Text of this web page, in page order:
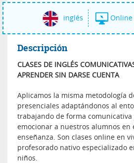
inglés Online
Descripción
CLASES DE INGLÉS
APRENDER SIN DARSE CUENTA
Aplicamos la misma metodología
presenciales adaptándonos al
trabajando de forma
emocionar a nuestros alumnos en
enseñanza. Son clases online en
profesorado nativo especializado
niños.